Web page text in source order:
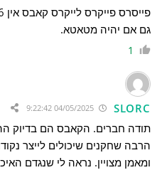
גם אם יהיה מטאטא.
1
SLORC
תודה חברים. הקאבס הם בדיוק
הרבה שחקנים שיכולים לייצר
ומאמן מצויין. נראה לי שנגדם